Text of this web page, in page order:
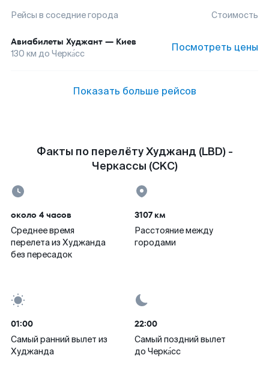
Рейсы в соседние города Стоимость
Авиабилеты Худжант — Киев
130 км до Черка́сс Посмотреть цены
Показать больше рейсов
Факты по перелёту Худжанд (LBD) -
Черкассы (CKC)
около 4 часов
Среднее время
перелета из Худжанда
без пересадок
3107 км
Расстояние между
городами
01:00
Самый ранний вылет из
Худжанда
22:00
Самый поздний вылет
до Черка́сс